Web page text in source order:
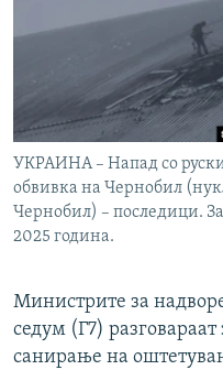
УКРАИНА – Напад со
обвивка на Чернобил
Чернобил) – последици.
2025 година.
Министрите за
седум (Г7)
санирање на